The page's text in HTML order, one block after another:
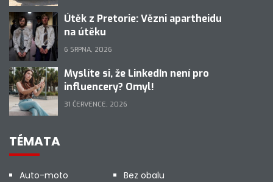
Útěk z Pretorie: Vězni apartheidu
na útěku
6 SRPNA, 2026
Myslíte si, že LinkedIn není pro
influencery? Omyl!
31 ČERVENCE, 2026
TÉMATA
Auto-moto
Bez obalu